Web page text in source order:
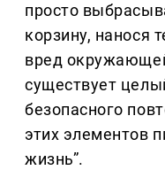
просто
корзину, нанося
вред
существует
безопасного
этих элементов
жизнь”.